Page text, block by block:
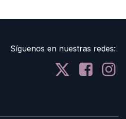
Síguenos en nuestras redes: